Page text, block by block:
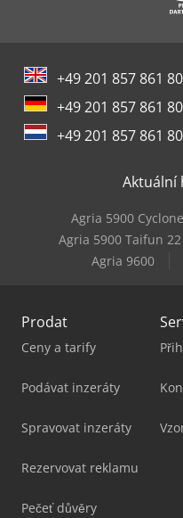
Kaeser Tb 26
Kaeser Tbh 14
Kaeser Td 61
Kaeser Tf 230
+49 201 857 861 80
+49 201 857 861 80
+49 201 857 861 80
Aktuální
Agria 5900
Agria 5900 Taifun 22
Agria 9600
Prodat
Ceny a tarify
Podávat inzeráty
Spravovat inzeráty
Rezervovat reklamu
Pečeť důvěry